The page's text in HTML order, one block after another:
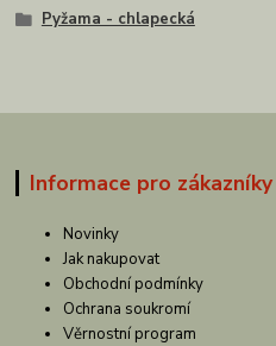
Pyžama - chlapecká
Informace pro zákazníky
Novinky
Jak nakupovat
Obchodní podmínky
Ochrana soukromí
Věrnostní program